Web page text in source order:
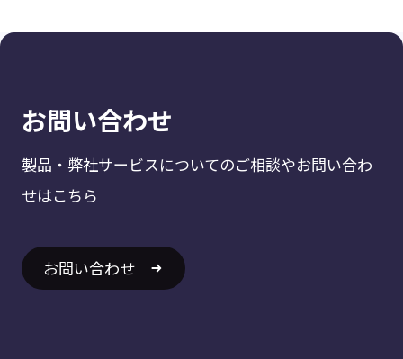
お問い合わせ
製品・弊社サービスについてのご相談やお問い合わ
せはこちら
お問い合わせ